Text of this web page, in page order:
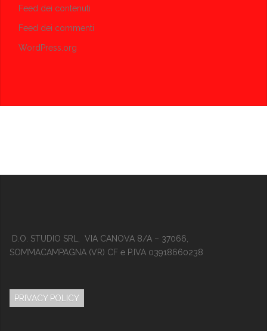
Feed dei contenuti
Feed dei commenti
WordPress.org
D.O. STUDIO SRL, VIA CANOVA 8/A – 37066,
SOMMACAMPAGNA (VR) CF e P.IVA 03918660238
PRIVACY POLICY